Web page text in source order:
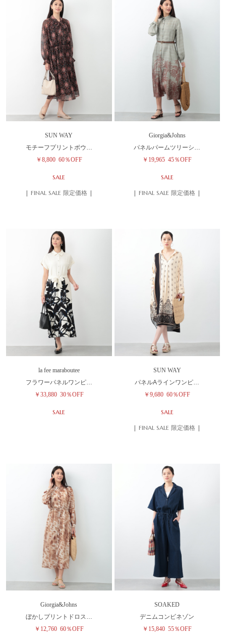
SUN WAY
モチーフプリントボウ…
￥8,800 60％OFF
SALE
| FINAL SALE 限定価格 |
Giorgia&Johns
パネルパームツリーシ…
￥19,965 45％OFF
SALE
| FINAL SALE 限定価格 |
la fee maraboutee
フラワーパネルワンピ…
￥33,880 30％OFF
SALE
SUN WAY
パネルAラインワンピ…
￥9,680 60％OFF
SALE
| FINAL SALE 限定価格 |
Giorgia&Johns
ぼかしプリントドロス…
￥12,760 60％OFF
SOAKED
デニムコンビネゾン
￥15,840 55％OFF